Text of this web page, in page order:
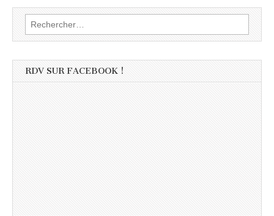
Rechercher :
RDV SUR FACEBOOK !